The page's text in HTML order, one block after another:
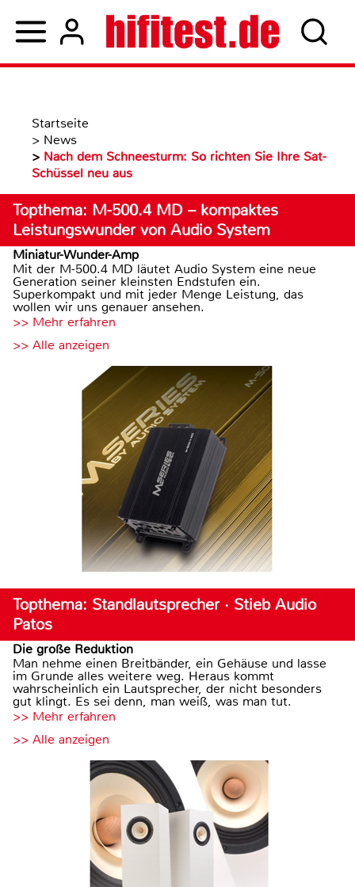
Startseite
> News
> Nach dem Schneesturm: So richten Sie Ihre Sat-
Schüssel neu aus
Topthema: M-500.4 MD – kompaktes
Leistungswunder von Audio System
Miniatur-Wunder-Amp
Mit der M-500.4 MD läutet Audio System eine neue
Generation seiner kleinsten Endstufen ein.
Superkompakt und mit jeder Menge Leistung, das
wollen wir uns genauer ansehen.
>> Mehr erfahren
>> Alle anzeigen
Topthema: Standlautsprecher · Stieb Audio
Patos
Die große Reduktion
Man nehme einen Breitbänder, ein Gehäuse und lasse
im Grunde alles weitere weg. Heraus kommt
wahrscheinlich ein Lautsprecher, der nicht besonders
gut klingt. Es sei denn, man weiß, was man tut.
>> Mehr erfahren
>> Alle anzeigen